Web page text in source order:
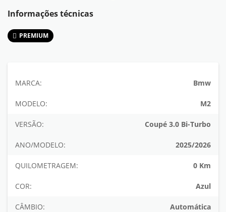
Informações técnicas
PREMIUM
MARCA: Bmw
MODELO: M2
VERSÃO: Coupé 3.0 Bi-Turbo
ANO/MODELO: 2025/2026
QUILOMETRAGEM: 0 Km
COR: Azul
CÂMBIO: Automática